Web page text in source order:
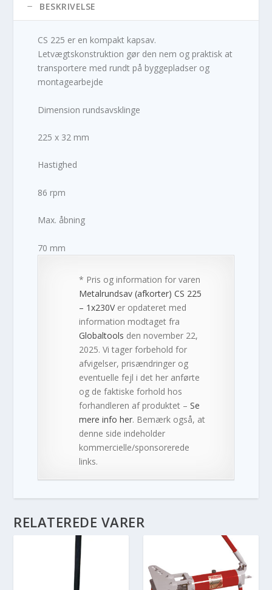
BESKRIVELSE
CS 225 er en kompakt kapsav.
Letvægtskonstruktion gør den nem og praktisk at
transportere med rundt på byggepladser og
montagearbejde
Dimension rundsavsklinge
225 x 32 mm
Hastighed
86 rpm
Max. åbning
70 mm
* Pris og information for varen
Metalrundsav (afkorter) CS 225
– 1x230Ver opdateret med
information modtaget fra
Globaltools den november 22,
2025. Vi tager forbehold for
afvigelser, prisændringer og
eventuelle fejl i det her anførte
og de faktiske forhold hos
forhandleren af produktet –Se
mere info her. Bemærk også, at
denne side indeholder
kommercielle/sponsorerede
links.
RELATEREDE VARER